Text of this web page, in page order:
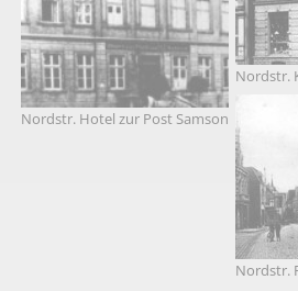
Nordstr. Hotel zur Post Samson
Nordstr.
Nordstr.